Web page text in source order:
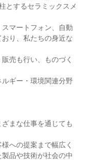
とするセラミックスメ
マートフォン、自動
り、私たちの身近な
売も行い、ものづく
ギー・環境関連分野
まな仕事を通じても
への提案まで幅広く
品や技術が社会の中